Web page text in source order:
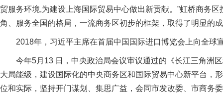
贸服务环境,为建设上海国际贸易中心做出新贡献。”虹桥商务
角、服务全国的格局，一流商务区初步的框架，取得了明显的
2018年，习近平主席在首届中国国际进口博览会上向全
今年5月13 日，中央政治局会议审议通过的《长江三角洲
大局能级，建设国际化的中央商务区和国际贸易中心新平台，
位和实际，坚持开门谋划、集思广益，会同市发改委、市商务